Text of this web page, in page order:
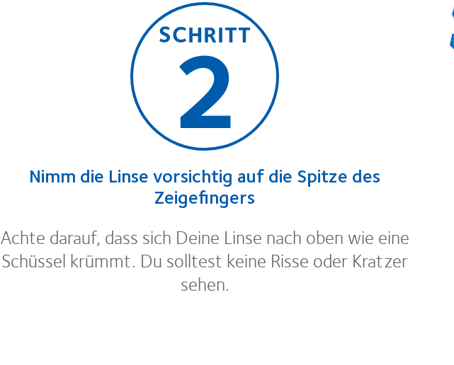
SCHRITT
2
Nimm die Linse vorsichtig auf die Spitze des
Zeigefingers
Achte darauf, dass sich Deine Linse nach oben wie eine
Schüssel krümmt. Du solltest keine Risse oder Kratzer
sehen.